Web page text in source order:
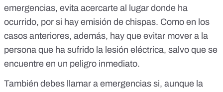
emergencias, evita acercarte al lugar donde ha
ocurrido, por si hay emisión de chispas. Como en los
casos anteriores, además, hay que evitar mover a la
persona que ha sufrido la lesión eléctrica, salvo que se
encuentre en un peligro inmediato.
También debes llamar a emergencias si, aunque la